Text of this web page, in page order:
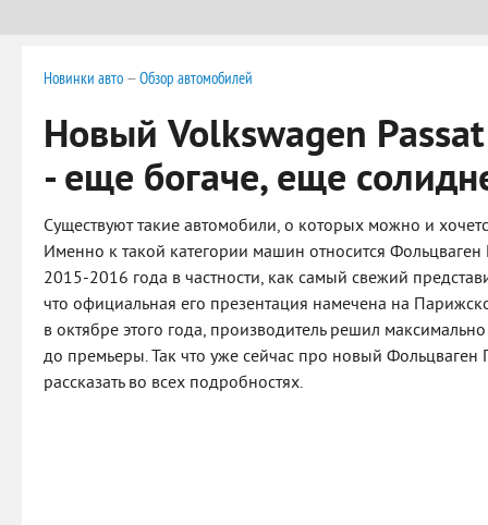
Новинки авто —Обзор автомобилей
Новый Volkswagen
- еще богаче, еще
Существуют такие автомобили, о которых можно и
Именно к такой категории машин относится Фольцваген
2015-2016 года в частности, как самый свежий
что официальная его презентация намечена на
в октябре этого года, производитель решил
до премьеры. Так что уже сейчас про новый
рассказать во всех подробностях.